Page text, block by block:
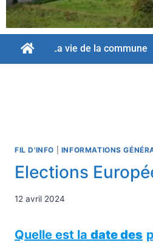
La vie de la commune
FIL D'INFO INFORMATIONS
Elections
12 avril 2024
Quelle est la date des